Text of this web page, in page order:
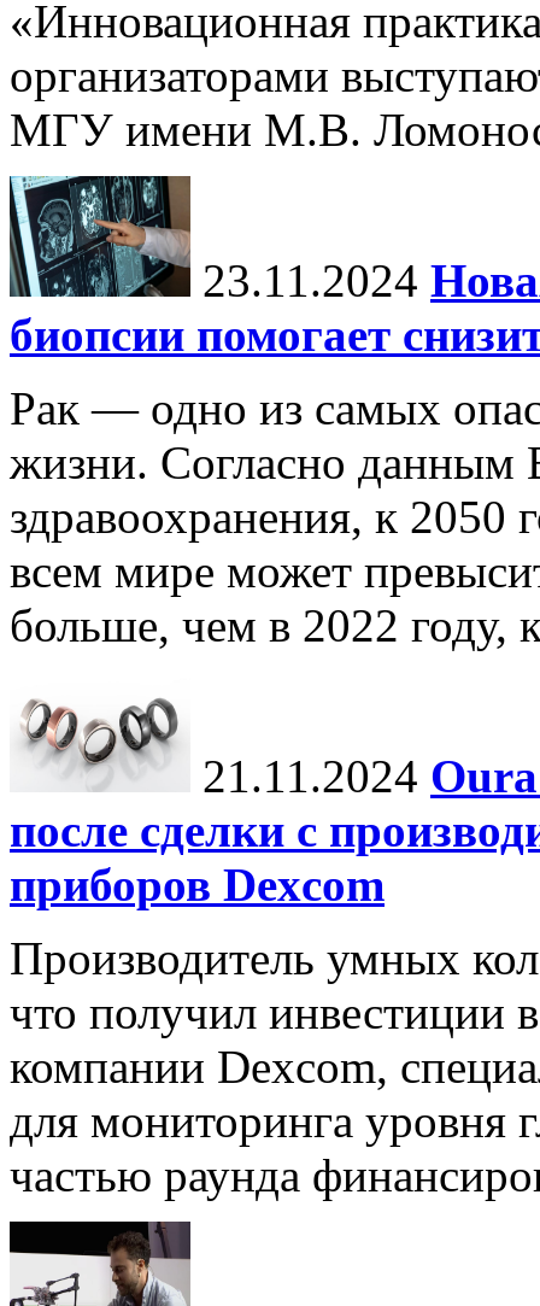
«Инновационная
организаторами
МГУ имени М.В.
23.11.2024
биопсии помогает
Рак — одно из самых
жизни. Согласно данным
здравоохранения, к 2050
всем мире может
больше, чем в 2022 году,
21.11.2024
после сделки с
приборов Dexcom
Производитель умных
что получил инвестиции
компании Dexcom,
для мониторинга уровня
частью раунда